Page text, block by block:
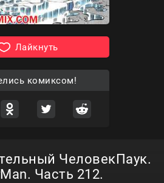
Лайкнуть
комиксом!
ЧеловекПаук.
Часть 212.